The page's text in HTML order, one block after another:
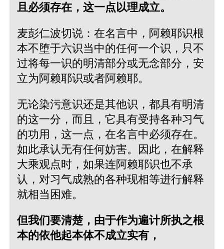
且必须存在，这一点以理成立。
麦彭仁波切说：在名言中，阿赖耶识根
本不堕于六识当中的任何一个识，只不
过将每一识的明清部分或无念部分，安
立为阿赖耶识或者阿赖耶。
无论染污意识还是其他识，都具有明清
的这一分，而且，它具有受持各种习气
的功用，这一点，在名言中必须存在。
如此承认无有任何妨害。因此，在解释
大乘观点时，如果连阿赖耶识也不承
认，对习气成熟的各种现相等进行解释
就相当困难。
但我们要清楚，由于作为遍计所执之根
本的依他起本体不成立实有，